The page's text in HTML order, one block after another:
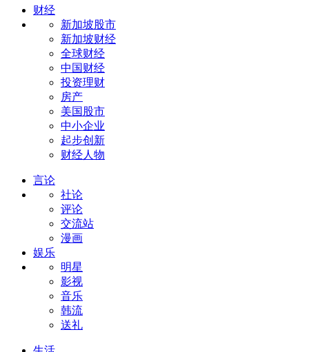
财经
新加坡股市
新加坡财经
全球财经
中国财经
投资理财
房产
美国股市
中小企业
起步创新
财经人物
言论
社论
评论
交流站
漫画
娱乐
明星
影视
音乐
韩流
送礼